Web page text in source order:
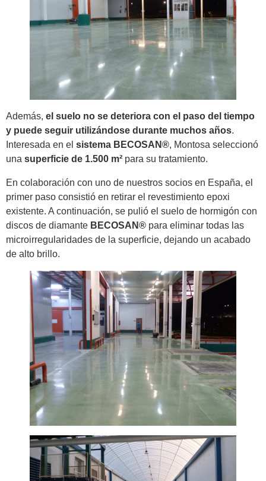
Además, el suelo no se deteriora con el paso del tiempo
y puede seguir utilizándose durante muchos años.
Interesada en el sistema BECOSAN®, Montosa seleccionó
una superficie de 1.500 m² para su tratamiento.
En colaboración con uno de nuestros socios en España, el
primer paso consistió en retirar el revestimiento epoxi
existente. A continuación, se pulió el suelo de hormigón con
discos de diamante BECOSAN® para eliminar todas las
microirregularidades de la superficie, dejando un acabado
de alto brillo.